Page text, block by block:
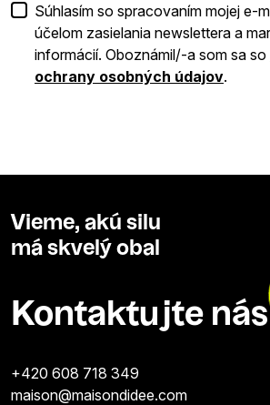
Súhlasím so spracovaním mojej e-
účelom zasielania newslettera a
informácií. Oboznámil/-a som sa so
ochrany osobných údajov.
Vieme, akú silu
má skvelý obal
Kontaktujte nás
+420 608 718 349
maison@maisondidee.com